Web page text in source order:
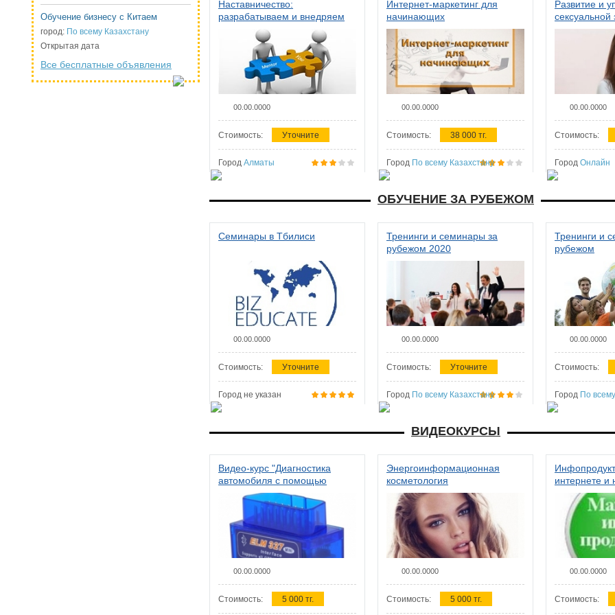
Обучение бизнесу с Китаем
город: По всему Казахстану
Открытая дата
Все бесплатные объявления
Наставничество:
разрабатываем и внедряем
систему наставничества в
организации
00.00.0000
Стоимость: Уточните
Город Алматы
Интернет-маркетинг для
начинающих
00.00.0000
Стоимость: 38 000 тг.
Город По всему Казахстану
Развитие и
сексуальной
женщин
00.00.0000
Стоимость:
Город Онлайн
ОБУЧЕНИЕ ЗА РУБЕЖОМ
Семинары в Тбилиси
00.00.0000
Стоимость: Уточните
Город не указан
Тренинги и семинары за
рубежом 2020
00.00.0000
Стоимость: Уточните
Город По всему Казахстану
Тренинги и
рубежом
00.00.0000
Стоимость:
Город По
ВИДЕОКУРСЫ
Видео-курс "Диагностика
автомобиля с помощью
сканера ELM 327"
00.00.0000
Стоимость: 5 000 тг.
Энергоинформационная
косметология
00.00.0000
Стоимость: 5 000 тг.
интернете и
00.00.0000
Стоимость: